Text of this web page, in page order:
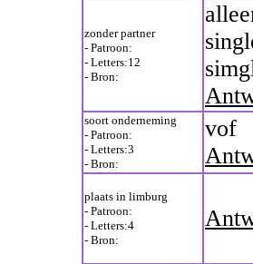
zonder partner
- Patroon:
- Letters:12
- Bron:
soort onderneming
- Patroon:
- Letters:3
- Bron:
vof
plaats in limburg
- Patroon:
- Letters:4
- Bron: